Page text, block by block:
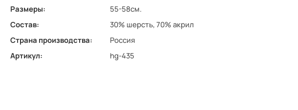
Размеры:
55-58см.
Состав:
30% шерсть, 70% акрил
Страна производства:
Россия
Артикул:
hg-435